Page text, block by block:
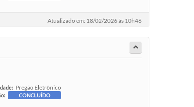
Atualizado em: 18/02/2026 às 10h46
Pregão Eletrônico
CONCLUÍDO